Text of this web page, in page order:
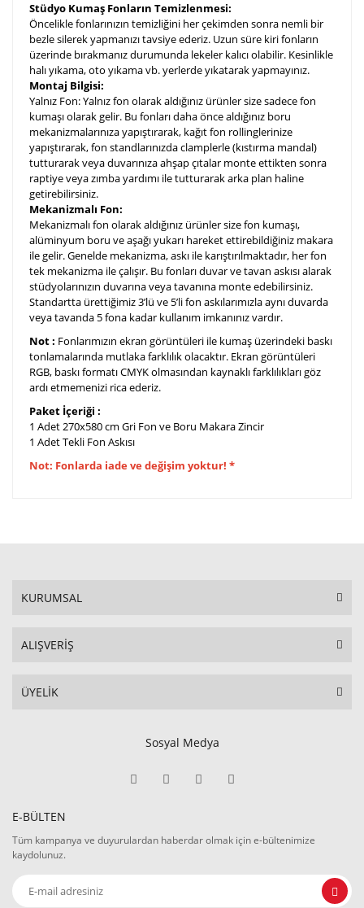
Stüdyo Kumaş Fonların Temizlenmesi:
Öncelikle fonlarınızın temizliğini her çekimden sonra nemli bir
bezle silerek yapmanızı tavsiye ederiz. Uzun süre kiri fonların
üzerinde bırakmanız durumunda lekeler kalıcı olabilir. Kesinlikle
halı yıkama, oto yıkama vb. yerlerde yıkatarak yapmayınız.
Montaj Bilgisi:
Yalnız Fon: Yalnız fon olarak aldığınız ürünler size sadece fon
kumaşı olarak gelir. Bu fonları daha önce aldığınız boru
mekanizmalarınıza yapıştırarak, kağıt fon rollinglerinize
yapıştırarak, fon standlarınızda clamplerle (kıstırma mandal)
tutturarak veya duvarınıza ahşap çıtalar monte ettikten sonra
raptiye veya zımba yardımı ile tutturarak arka plan haline
getirebilirsiniz.
Mekanizmalı Fon:
Mekanizmalı fon olarak aldığınız ürünler size fon kumaşı,
alüminyum boru ve aşağı yukarı hareket ettirebildiğiniz makara
ile gelir. Genelde mekanizma, askı ile karıştırılmaktadır, her fon
tek mekanizma ile çalışır. Bu fonları duvar ve tavan askısı alarak
stüdyolarınızın duvarına veya tavanına monte edebilirsiniz.
Standartta ürettiğimiz 3’lü ve 5’li fon askılarımızla aynı duvarda
veya tavanda 5 fona kadar kullanım imkanınız vardır.
Not : Fonlarımızın ekran görüntüleri ile kumaş üzerindeki baskı
tonlamalarında mutlaka farklılık olacaktır. Ekran görüntüleri
RGB, baskı formatı CMYK olmasından kaynaklı farklılıkları göz
ardı etmemenizi rica ederiz.
Paket İçeriği :
1 Adet 270x580 cm Gri Fon ve Boru Makara Zincir
1 Adet Tekli Fon Askısı
Not: Fonlarda iade ve değişim yoktur! *
KURUMSAL
ALIŞVERİŞ
ÜYELİK
Sosyal Medya
E-BÜLTEN
Tüm kampanya ve duyurulardan haberdar olmak için e-bültenimize
kaydolunuz.